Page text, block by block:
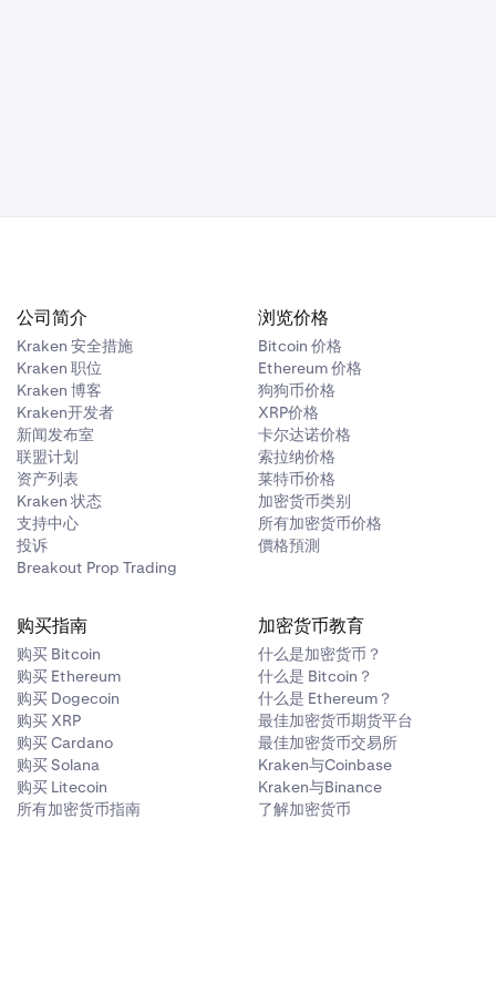
止损订单挂
公司简介
Kraken 安全措施
Kraken 职位
Kraken 博客
Kraken开发者
新闻发布室
联盟计划
资产列表
Kraken 状态
支持中心
投诉
Breakout Prop Trading
浏览价格
Bitcoin 价格
Ethereum 价格
狗狗币价格
XRP价格
卡尔达诺价格
索拉纳价格
莱特币价格
加密货币类别
所有加密货币价格
價格預測
购买指南
购买 Bitcoin
购买 Ethereum
购买 Dogecoin
购买 XRP
购买 Cardano
购买 Solana
购买 Litecoin
所有加密货币指南
加密货币教育
什么是加密货币？
什么是 Bitcoin？
什么是 Ethereum？
最佳加密货币期货平台
最佳加密货币交易所
Kraken与Coinbase
Kraken与Binance
了解加密货币